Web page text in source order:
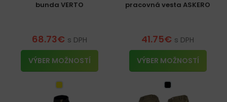
bunda VERTO
68.73€ s DPH
VÝBER MOŽNOSTÍ
pracovná vesta ASKERO
41.75€ s DPH
VÝBER MOŽNOSTÍ